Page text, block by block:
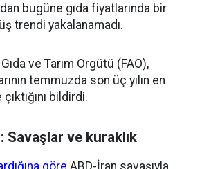
bugüne gıda fiyatlarında bir
trendi yakalanamadı.
ve Tarım Örgütü (FAO),
temmuzda son üç yılın en
bildirdi.
Savaşlar ve kuraklık
göre ABD-İran savaşıyla